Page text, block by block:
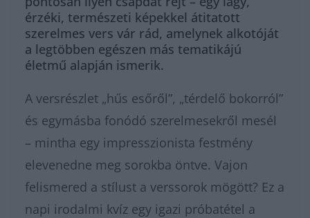
érzéki, természeti képekkel átitatott
szerelmes vers vár rád, amelynek alkotóját
a legtöbben egészen más tematikájú
életmű alapján ismerik.
A versrészlet „hűs esőről”, „térdelő bokorról”
és egymásba fonódó szerelmesekről mesél
– mintha egy impresszionista festmény
elevenedne meg sorokba öntve. Vajon
felismered a stílust a verssorok mögött? Ez a
napi irodalmi kvíz egy igazi próbatétel a